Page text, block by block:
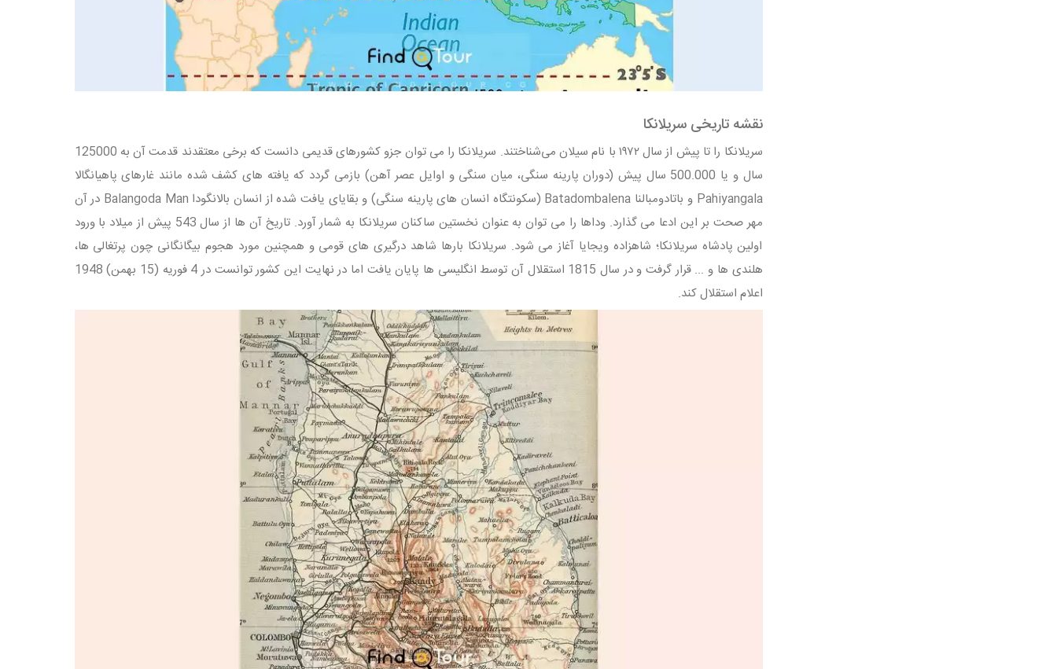
نقشه تاریخی سریلانکا
سریلانکا را تا پیش از سال ۱۹۷۲ با نام سیلان می‌شناختند. سریلانکا را می توان جزو کشورهای قدیمی دانست که برخی معتقدند قدمت آن به 125000
سال و یا 500.000 سال پیش (دوران پارینه سنگی، میان سنگی و اوایل عصر آهن) بازمی گردد که یافته های کشف شده مانند غارهای پاهیانگالا
Pahiyangala و باتادومبالنا Batadombalena (سکونتگاه انسان های پارینه سنگی) و بقایای یافت شده از انسان بالانگودا Balangoda Man در آن
مهر صحت بر این ادعا می گذارد. وداها را می توان به عنوان نخستین ساکنان سریلانکا به شمار آورد. تاریخ آن ها از سال 543 پیش از میلاد با ورود
اولین پادشاه سریلانکا؛ شاهزاده ویجایا آغاز می شود. سریلانکا بارها شاهد درگیری های قومی و همچنین مورد هجوم بیگانگانی چون پرتغالی ها،
هلندی ها و ... قرار گرفت و در سال 1815 استقلال آن توسط انگلیسی ها پایان یافت اما در نهایت این کشور توانست در 4 فوریه (15 بهمن) 1948
اعلام استقلال کند.